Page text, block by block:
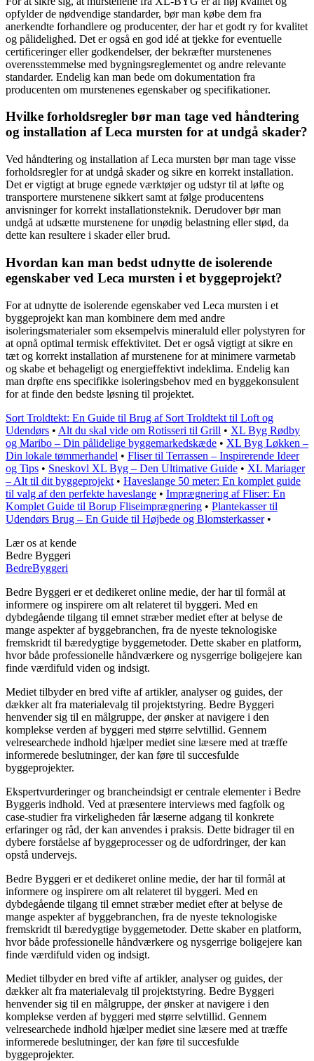
opfylder de nødvendige standarder, bør man købe dem fra
anerkendte forhandlere og producenter, der har et godt ry for kvalitet
og pålidelighed. Det er også en god idé at tjekke for eventuelle
certificeringer eller godkendelser, der bekræfter murstenenes
overensstemmelse med bygningsreglementet og andre relevante
standarder. Endelig kan man bede om dokumentation fra
producenten om murstenenes egenskaber og specifikationer.
Hvilke forholdsregler bør man tage ved håndtering
og installation af Leca mursten for at undgå skader?
Ved håndtering og installation af Leca mursten bør man tage visse
forholdsregler for at undgå skader og sikre en korrekt installation.
Det er vigtigt at bruge egnede værktøjer og udstyr til at løfte og
transportere murstenene sikkert samt at følge producentens
anvisninger for korrekt installationsteknik. Derudover bør man
undgå at udsætte murstenene for unødig belastning eller stød, da
dette kan resultere i skader eller brud.
Hvordan kan man bedst udnytte de isolerende
egenskaber ved Leca mursten i et byggeprojekt?
For at udnytte de isolerende egenskaber ved Leca mursten i et
byggeprojekt kan man kombinere dem med andre
isoleringsmaterialer som eksempelvis mineraluld eller polystyren for
at opnå optimal termisk effektivitet. Det er også vigtigt at sikre en
tæt og korrekt installation af murstenene for at minimere varmetab
og skabe et behageligt og energieffektivt indeklima. Endelig kan
man drøfte ens specifikke isoleringsbehov med en byggekonsulent
for at finde den bedste løsning til projektet.
Sort Troldtekt: En Guide til Brug af Sort Troldtekt til Loft og
Udendørs • Alt du skal vide om Rotisseri til Grill • XL Byg Rødby
og Maribo – Din pålidelige byggemarkedskæde • XL Byg Løkken –
Din lokale tømmerhandel • Fliser til Terrassen – Inspirerende Ideer
og Tips • Sneskovl XL Byg – Den Ultimative Guide • XL Mariager
– Alt til dit byggeprojekt • Haveslange 50 meter: En komplet guide
til valg af den perfekte haveslange • Imprægnering af Fliser: En
Komplet Guide til Borup Fliseimprægnering • Plantekasser til
Udendørs Brug – En Guide til Højbede og Blomsterkasser•
Lær os at kende
Bedre Byggeri
BedreByggeri
Bedre Byggeri er et dedikeret online medie, der har til formål at
informere og inspirere om alt relateret til byggeri. Med en
dybdegående tilgang til emnet stræber mediet efter at belyse de
mange aspekter af byggebranchen, fra de nyeste teknologiske
fremskridt til bæredygtige byggemetoder. Dette skaber en platform,
hvor både professionelle håndværkere og nysgerrige boligejere kan
finde værdifuld viden og indsigt.
Mediet tilbyder en bred vifte af artikler, analyser og guides, der
dækker alt fra materialevalg til projektstyring. Bedre Byggeri
henvender sig til en målgruppe, der ønsker at navigere i den
komplekse verden af byggeri med større selvtillid. Gennem
velresearchede indhold hjælper mediet sine læsere med at træffe
informerede beslutninger, der kan føre til succesfulde
byggeprojekter.
Ekspertvurderinger og brancheindsigt er centrale elementer i Bedre
Byggeris indhold. Ved at præsentere interviews med fagfolk og
case-studier fra virkeligheden får læserne adgang til konkrete
erfaringer og råd, der kan anvendes i praksis. Dette bidrager til en
dybere forståelse af byggeprocesser og de udfordringer, der kan
opstå undervejs.
Bedre Byggeri er et dedikeret online medie, der har til formål at
informere og inspirere om alt relateret til byggeri. Med en
dybdegående tilgang til emnet stræber mediet efter at belyse de
mange aspekter af byggebranchen, fra de nyeste teknologiske
fremskridt til bæredygtige byggemetoder. Dette skaber en platform,
hvor både professionelle håndværkere og nysgerrige boligejere kan
finde værdifuld viden og indsigt.
Mediet tilbyder en bred vifte af artikler, analyser og guides, der
dækker alt fra materialevalg til projektstyring. Bedre Byggeri
henvender sig til en målgruppe, der ønsker at navigere i den
komplekse verden af byggeri med større selvtillid. Gennem
velresearchede indhold hjælper mediet sine læsere med at træffe
informerede beslutninger, der kan føre til succesfulde
byggeprojekter.